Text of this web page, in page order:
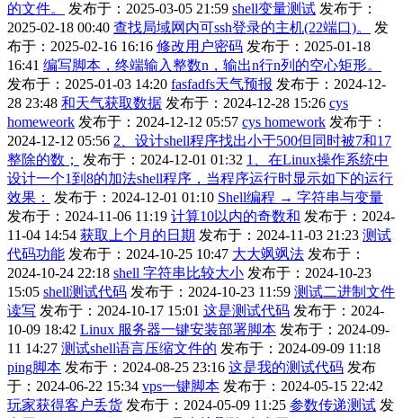
的文件。
发布于：2025-03-05 21:59 shell变量测试 发布于：
2025-02-18 00:40 查找局域网内可ssh登录的主机(22端口)。
发
布于：2025-02-16 16:16 修改用户密码 发布于：2025-01-18
16:41 编写脚本，终端输入整数n，输出n行n列的空心矩形。
发布于：2025-01-03 14:20 fasfadfs天气预报 发布于：2024-12-
28 23:48 和天气获取数据 发布于：2024-12-28 15:26 cys
homeweork 发布于：2024-12-12 05:57 cys homework 发布于：
2024-12-12 05:56 2、设计shell程序找出小于500但同时被7和17
整除的数；
发布于：2024-12-01 01:32 1、在Linux操作系统中
设计一个1到8的加法shell程序，当程序运行时显示如下的运行
效果：
发布于：2024-12-01 01:10 Shell编程 → 字符串与变量
发布于：2024-11-06 11:19 计算10以内的奇数和 发布于：2024-
11-04 14:54 获取上个月的日期 发布于：2024-11-03 21:23 测试
代码功能 发布于：2024-10-25 10:47 大大飒飒法 发布于：
2024-10-24 22:18 shell 字符串比较大小 发布于：2024-10-23
15:05 shell测试代码 发布于：2024-10-23 11:59 测试二进制文件
读写 发布于：2024-10-17 15:01 这是测试代码 发布于：2024-
10-09 18:42 Linux 服务器一键安装部署脚本 发布于：2024-09-
11 14:27 测试shell语言压缩文件的 发布于：2024-09-09 11:18
ping脚本 发布于：2024-08-25 23:16 这是我的测试代码 发布
于：2024-06-22 15:34 vps一键脚本 发布于：2024-05-15 22:42
玩家获得客户丢货 发布于：2024-05-09 11:25 参数传递测试 发